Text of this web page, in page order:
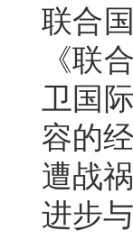
联合
《联
卫国
容的
遭战
进步